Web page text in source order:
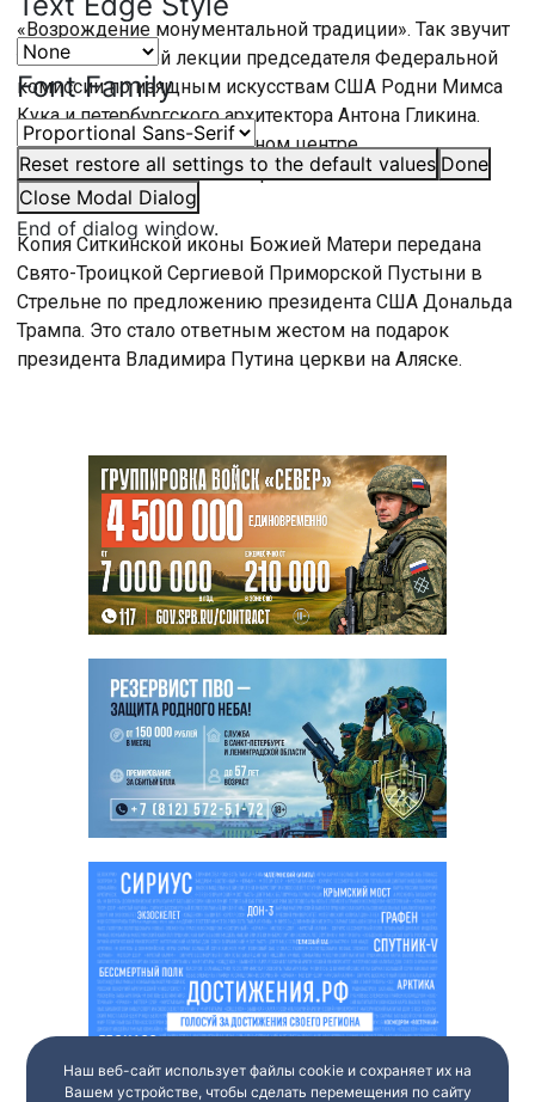
Font Family
Reset restore all settings to the default values Done
Close Modal Dialog
End of dialog window.
«Возрождение монументальной традиции». Так звучит
тема совместной лекции председателя Федеральной
комиссии по изящным искусствам США Родни Мимса
Кука и петербургского архитектора Антона Гликина.
Встреча прошла в Культурном центре
Францисканского монастыря святого Антония
Чудотворца.
Копия Ситкинской иконы Божией Матери передана
Свято-Троицкой Сергиевой Приморской Пустыни в
Стрельне по предложению президента США Дональда
Трампа. Это стало ответным жестом на подарок
президента Владимира Путина церкви на Аляске.
Наш веб-сайт использует файлы cookie и сохраняет их на
Вашем устройстве, чтобы сделать перемещения по сайту